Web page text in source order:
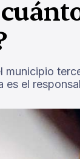
municipio
es el